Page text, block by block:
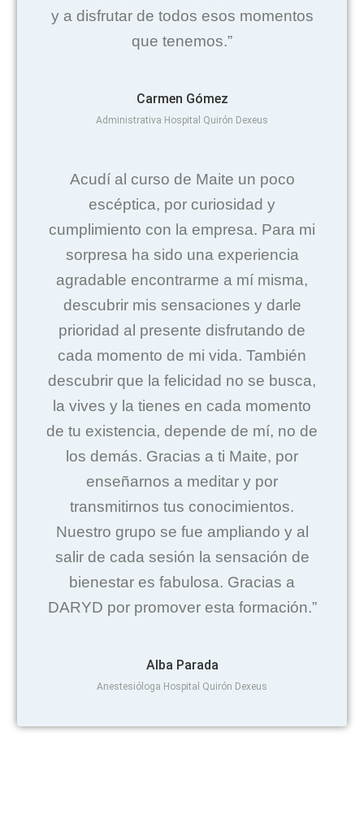
y a disfrutar de todos esos momentos
que tenemos.”
Carmen Gómez
Administrativa Hospital Quirón Dexeus
Acudí al curso de Maite un poco
escéptica, por curiosidad y
cumplimiento con la empresa. Para mi
sorpresa ha sido una experiencia
agradable encontrarme a mí misma,
descubrir mis sensaciones y darle
prioridad al presente disfrutando de
cada momento de mi vida. También
descubrir que la felicidad no se busca,
la vives y la tienes en cada momento
de tu existencia, depende de mí, no de
los demás. Gracias a ti Maite, por
enseñarnos a meditar y por
transmitirnos tus conocimientos.
Nuestro grupo se fue ampliando y al
salir de cada sesión la sensación de
bienestar es fabulosa. Gracias a
DARYD por promover esta formación.”
Alba Parada
Anestesióloga Hospital Quirón Dexeus